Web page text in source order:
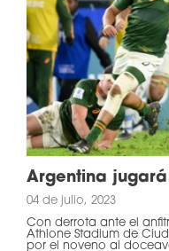
Argentina
04 de julio, 2023
Con derrota ante el
Athlone Stadium de
por el noveno al